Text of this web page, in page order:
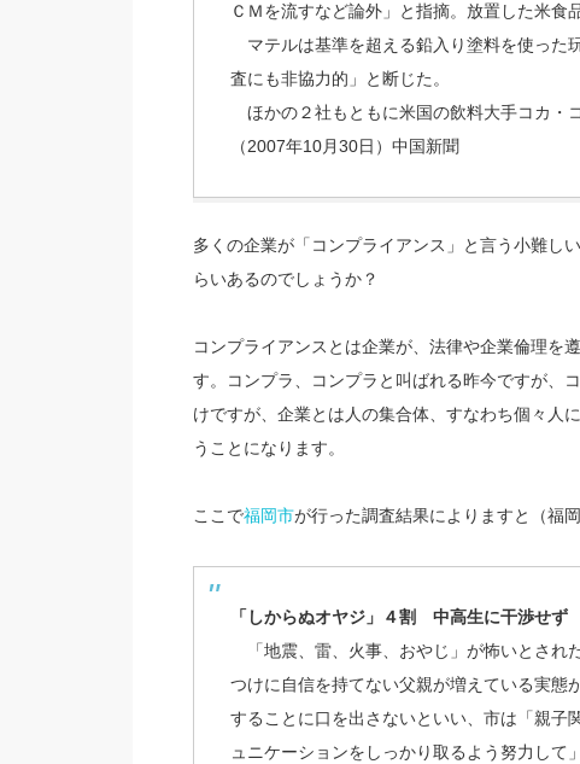
ＣＭを流すなど論外」と指摘。放置した米食
マテルは基準を超える鉛入り塗料を使った
査にも非協力的」と断じた。
ほかの２社もともに米国の飲料大手コカ・
（2007年10月30日）中国新聞
多くの企業が「コンプライアンス」と言う小難し
らいあるのでしょうか？
コンプライアンスとは企業が、法律や企業倫理を
す。コンプラ、コンプラと叫ばれる昨今ですが、
けですが、企業とは人の集合体、すなわち個々人
うことになります。
ここで福岡市が行った調査結果によりますと（福
「しからぬオヤジ」４割 中高生に干渉せ
「地震、雷、火事、おやじ」が怖いとされ
つけに自信を持てない父親が増えている実態
することに口を出さないといい、市は「親子
ュニケーションをしっかり取るよう努力して